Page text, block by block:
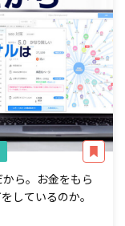
ら。お金をもら
しているのか。